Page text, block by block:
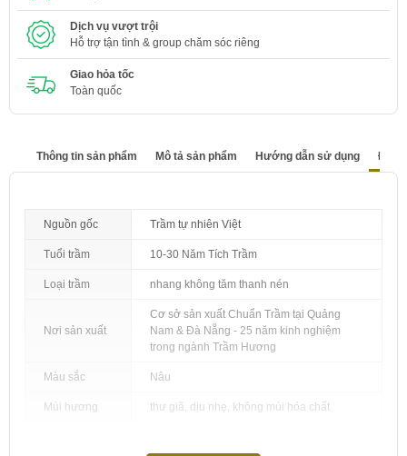
Dịch vụ vượt trội
Hỗ trợ tận tình & group chăm sóc riêng
Giao hỏa tốc
Toàn quốc
Thông tin sản phẩm Mô tả sản phẩm Hướng dẫn sử dụng Đánh
Nguồn gốc Trầm tự nhiên Việt
Tuổi trầm 10-30 Năm Tích Trầm
Loại trầm nhang không tăm thanh nén
Nơi sản xuất
Cơ sở sản xuất Chuẩn Trầm tại Quảng
Nam & Đà Nẵng - 25 năm kinh nghiệm
trong ngành Trầm Hương
Màu sắc Nâu
Mùi hương thư giã, dịu nhẹ, không mùi hóa chất